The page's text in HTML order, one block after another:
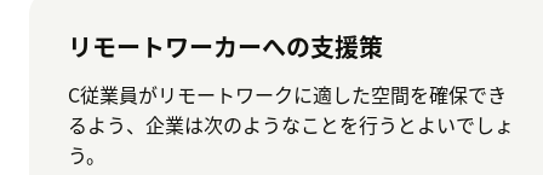
リモートワーカーへの支援策
C従業員がリモートワークに適した空間を確保でき
るよう、企業は次のようなことを行うとよいでしょ
う。